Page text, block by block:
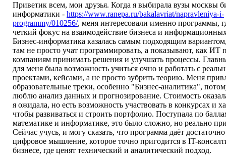
Приветик всем, мои друзья. Когда я выбирала вузы москвы
информатики - https://www.ranepa.ru/bakalavriat/napravleniya-i-
programmy/010256/, меня интересовали именно программы,
четкий фокус на взаимодействие бизнеса и
Бизнес-информатика казалась самым подходящим
там не просто учат программировать, а показывают, как ИТ
компаниям принимать решения и улучшать процессы.
для меня была возможность учиться очно и работать с
проектами, кейсами, а не просто зубрить теорию. Меня
образовательные треки, особенно "Бизнес-аналитика",
люблю анализ данных и прогнозирование. Стоимость
я ожидала, но есть возможность участвовать в конкурсах и
чтобы развиваться и строить портфолио. Поступала по
математике и информатике, это было сложно, но реально
Сейчас учусь, и могу сказать, что программа даёт
цифровое мышление, которое точно пригодится в IT-
бизнесе, где ценят технический и аналитический подход.